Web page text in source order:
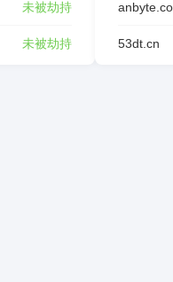
未被劫持
未被劫持 53dt.cn